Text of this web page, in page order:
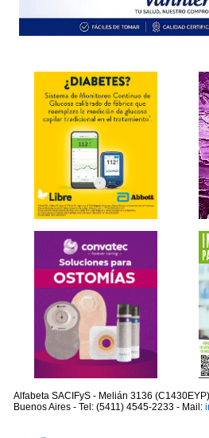
Otros productos con
Otros productos de Gador
Alfabeta SACIFyS - Melián 3136
Buenos Aires - Tel: (5411) 4545-2233 - Mail: